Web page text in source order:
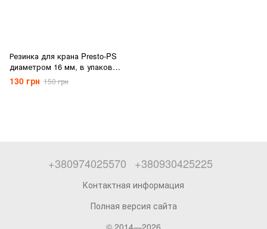
Резинка для крана Presto-PS
диаметром 16 мм, в упаковке
- 50 шт. (RR-021608)
130 грн 150 грн
+380974025570 +380930425225
Контактная информация
Полная версия сайта
© 2014—2026